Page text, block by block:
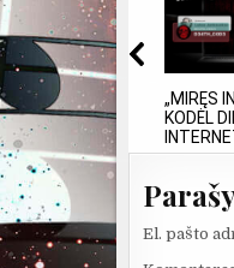
„MIRĘS
KODĖL
El. pašto